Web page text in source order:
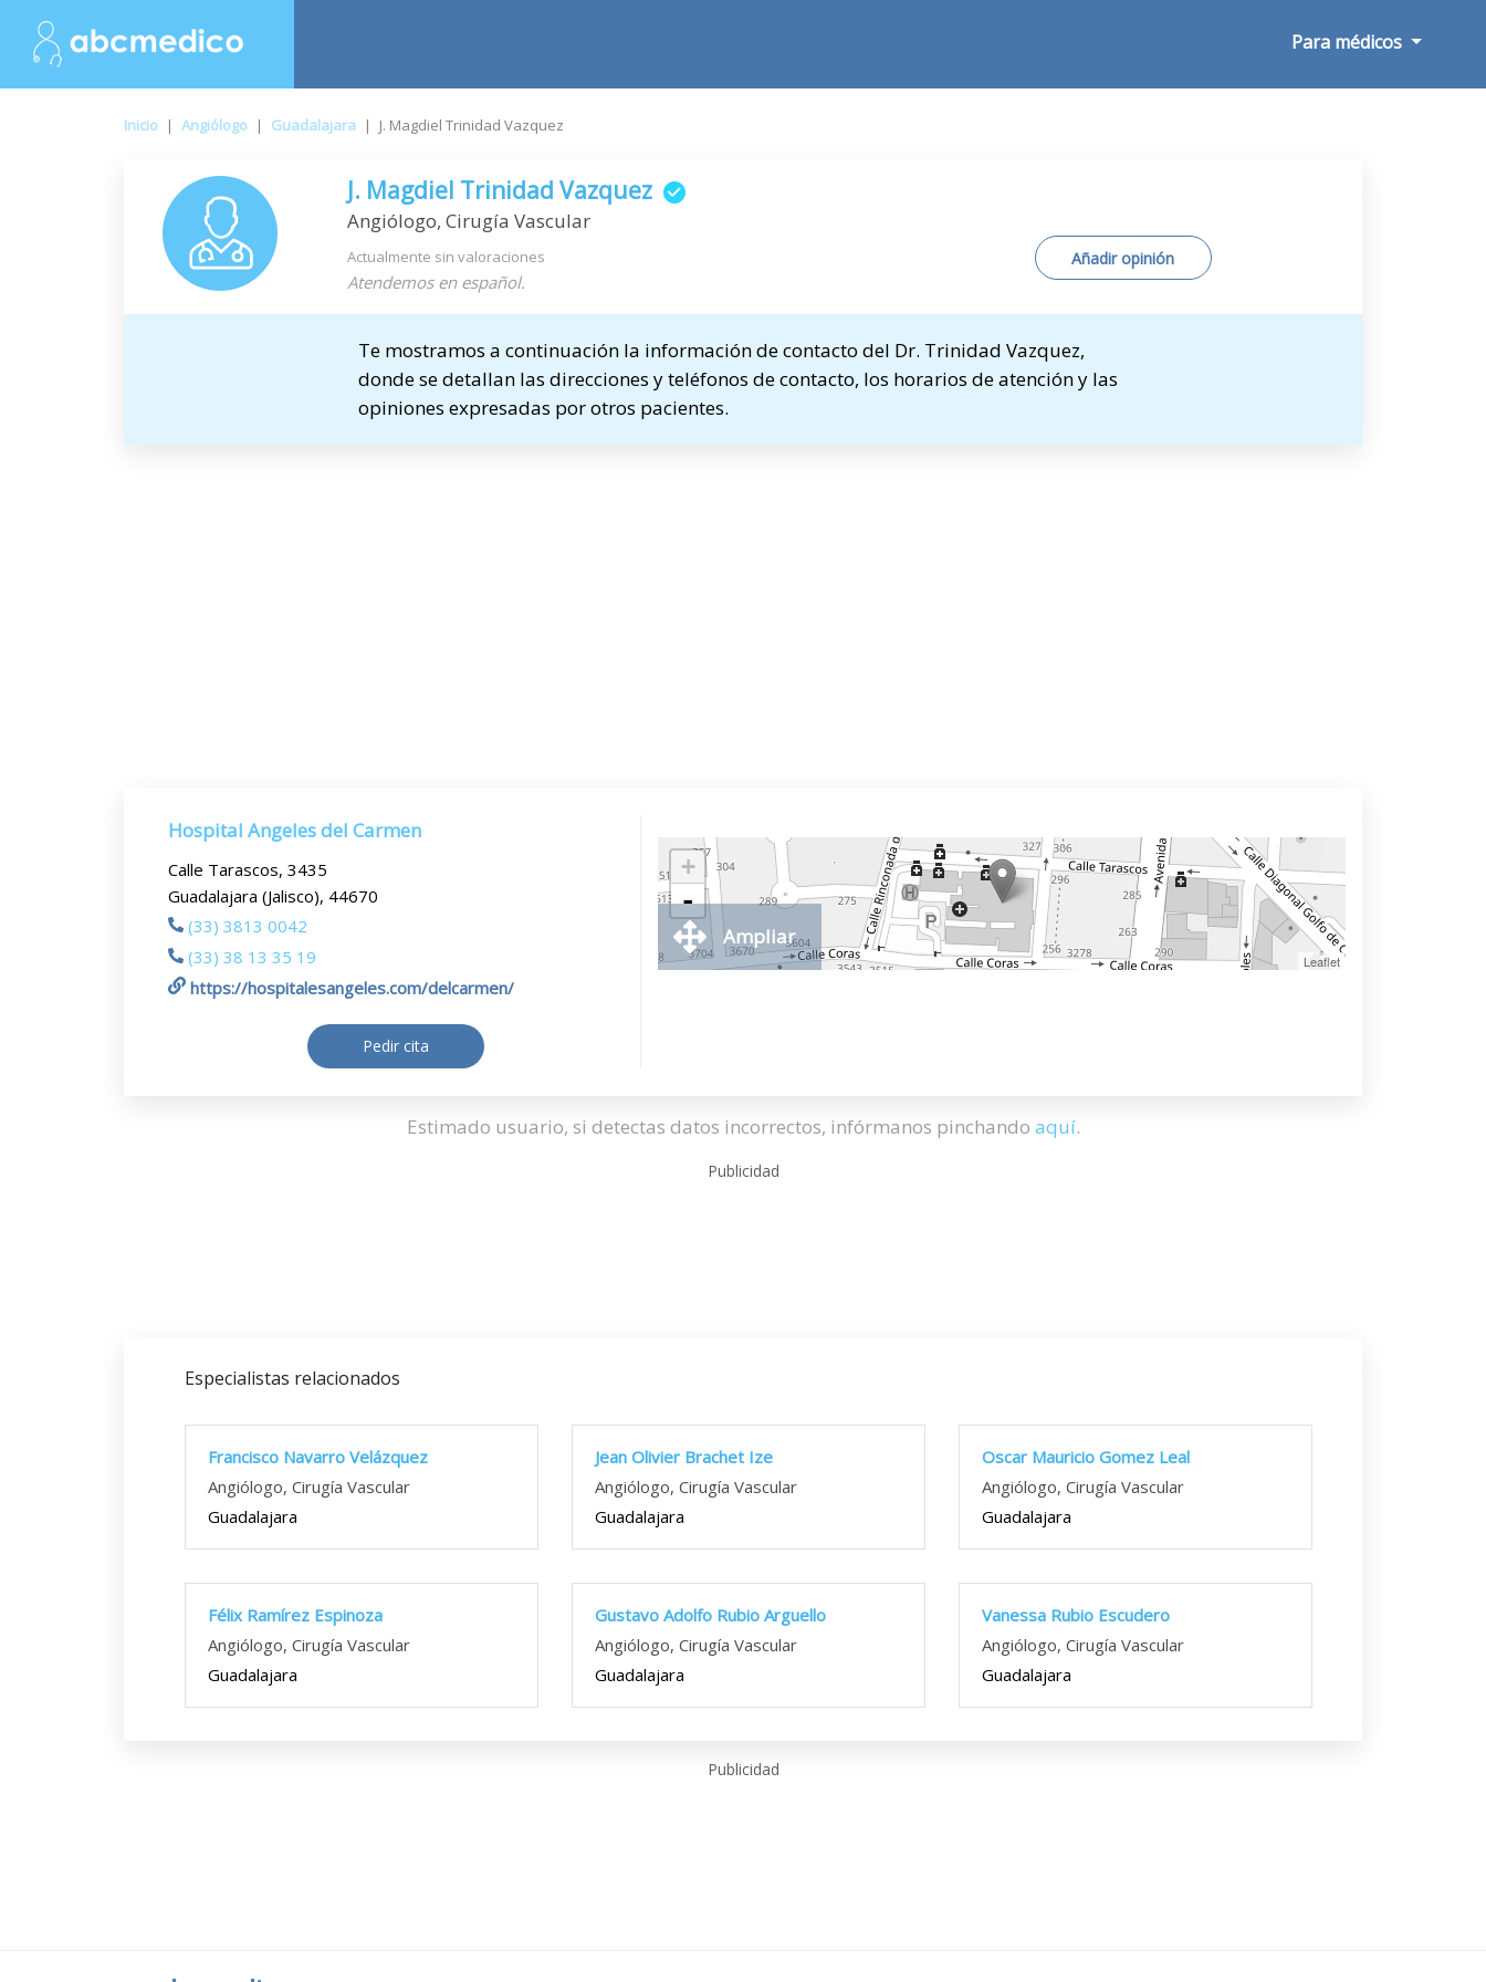
Para médicos
Inicio | Angiólogo | Guadalajara | J. Magdiel Trinidad Vazquez
J. Magdiel Trinidad Vazquez
Angiólogo, Cirugía Vascular
Actualmente sin valoraciones
Atendemos en español.
Añadir opinión
Te mostramos a continuación la información de contacto del Dr. Trinidad Vazquez,
donde se detallan las direcciones y teléfonos de contacto, los horarios de atención y las
opiniones expresadas por otros pacientes.
Hospital Angeles del Carmen
Calle Tarascos, 3435
Guadalajara (Jalisco), 44670
(33) 3813 0042
(33) 38 13 35 19
https://hospitalesangeles.com/delcarmen/
Pedir cita
+
-
Leaflet
Ampliar
Estimado usuario, si detectas datos incorrectos, infórmanos pinchando aquí.
Publicidad
Especialistas relacionados
Francisco Navarro Velázquez
Angiólogo, Cirugía Vascular
Guadalajara
Jean Olivier Brachet Ize
Angiólogo, Cirugía Vascular
Guadalajara
Oscar Mauricio Gomez Leal
Angiólogo, Cirugía Vascular
Guadalajara
Félix Ramírez Espinoza
Angiólogo, Cirugía Vascular
Guadalajara
Gustavo Adolfo Rubio Arguello
Angiólogo, Cirugía Vascular
Guadalajara
Vanessa Rubio Escudero
Angiólogo, Cirugía Vascular
Guadalajara
Publicidad